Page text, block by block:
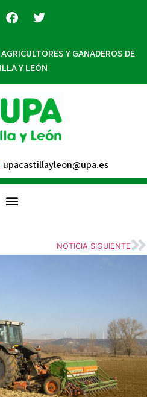
Y GANADEROS DE
Y LEÓN
upacastillayleon@upa.es
NOTICIA SIGUIENTE